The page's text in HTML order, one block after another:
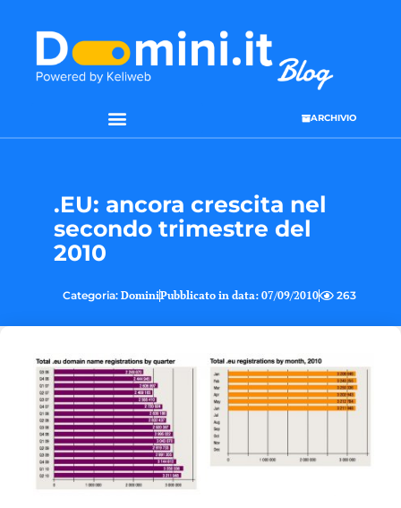
ARCHIVIO
.EU: ancora crescita nel
secondo trimestre del
2010
Categoria: DominiPubblicato in data: 07/09/2010 263